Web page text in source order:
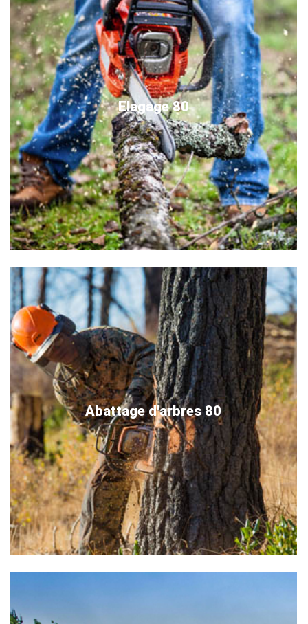
Elagage 80
Abattage d'arbres 80